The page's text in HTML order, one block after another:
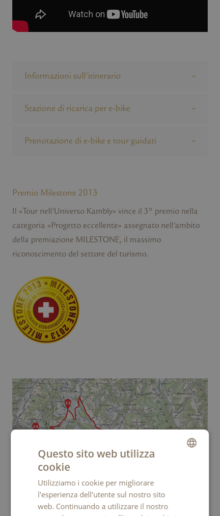
Informazioni sull’itinerario
Stazione di ricarica per e-bike
Prenotazione di e-bike e tour guidati
Premio Milestone 2013
Il «Tour nell’Universo Kambly» vince il 3° premio nella
categoria «Progetto eccellente» assegnato nell’ambito
della premiazione MILESTONE, il massimo
riconoscimento del settore del turismo.
Questo sito web utilizza
cookie
Utilizziamo i cookie per migliorare
l'esperienza dell'utente sul nostro sito
web. Continuando a utilizzare il nostro